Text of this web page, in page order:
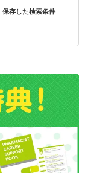
保存した検索条件